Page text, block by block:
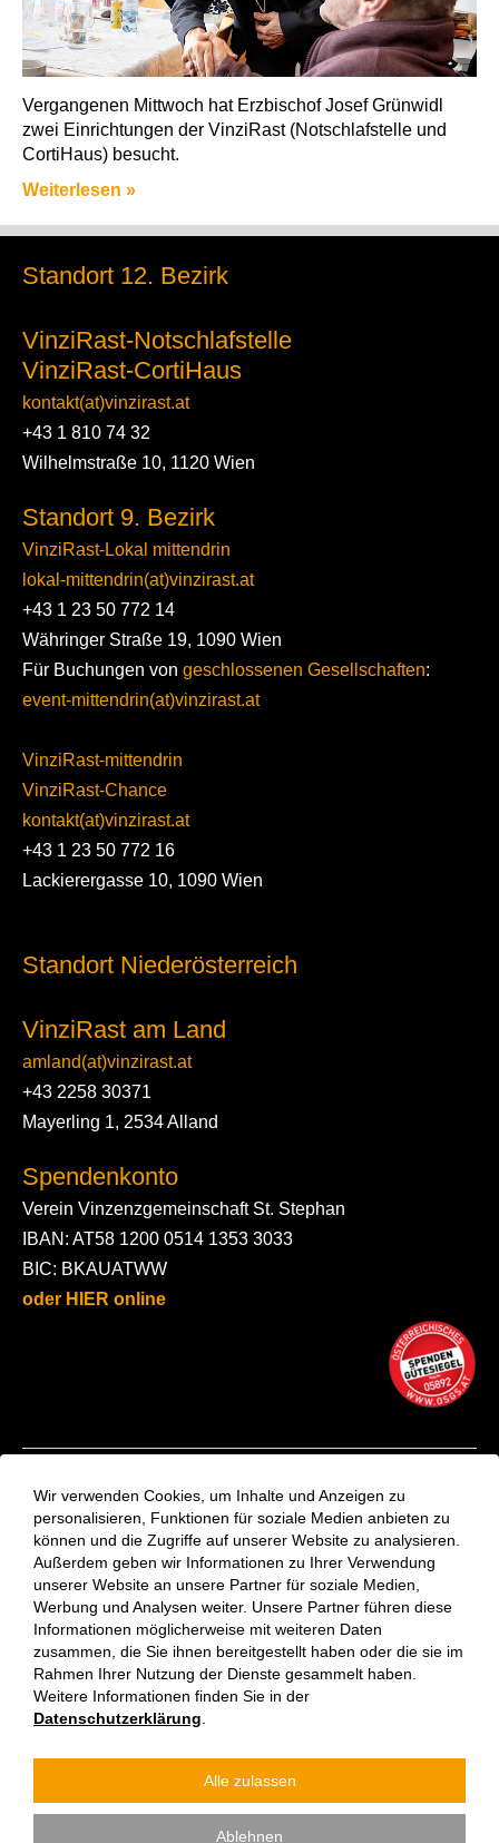
Vergangenen Mittwoch hat Erzbischof Josef Grünwidl
zwei Einrichtungen der VinziRast (Notschlafstelle und
CortiHaus) besucht.
Weiterlesen »
Standort 12. Bezirk
VinziRast-Notschlafstelle
VinziRast-CortiHaus
kontakt(at)vinzirast.at
+43 1 810 74 32
Wilhelmstraße 10, 1120 Wien
Standort 9. Bezirk
VinziRast-Lokal mittendrin
lokal-mittendrin(at)vinzirast.at
+43 1 23 50 772 14
Währinger Straße 19, 1090 Wien
Für Buchungen von geschlossenen Gesellschaften:
event-mittendrin(at)vinzirast.at
VinziRast-mittendrin
VinziRast-Chance
kontakt(at)vinzirast.at
+43 1 23 50 772 16
Lackierergasse 10, 1090 Wien
Standort Niederösterreich
VinziRast am Land
amland(at)vinzirast.at
+43 2258 30371
Mayerling 1, 2534 Alland
Spendenkonto
Verein Vinzenzgemeinschaft St. Stephan
IBAN: AT58 1200 0514 1353 3033
BIC: BKAUATWW
oder HIER online
Kontakt
Aktuelles
VinziRast-Newsletter
Impressum
Datenschutzerklärung
Verein Vinzenzgemeinschaft St. Stephan | Jede:r kann etwas
Wir verwenden Cookies, um Inhalte und Anzeigen zu
personalisieren, Funktionen für soziale Medien anbieten zu
können und die Zugriffe auf unserer Website zu analysieren.
Außerdem geben wir Informationen zu Ihrer Verwendung
unserer Website an unsere Partner für soziale Medien,
Werbung und Analysen weiter. Unsere Partner führen diese
Informationen möglicherweise mit weiteren Daten
zusammen, die Sie ihnen bereitgestellt haben oder die sie im
Rahmen Ihrer Nutzung der Dienste gesammelt haben.
Weitere Informationen finden Sie in der
Datenschutzerklärung
Ablehnen
Alle zulassen